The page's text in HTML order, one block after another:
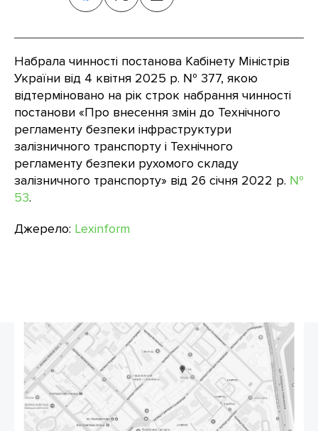
Набрала чинності постанова Кабінету Міністрів
України від 4 квітня 2025 р. № 377, якою
відтерміновано на рік строк набрання чинності
постанови «Про внесення змін до Технічного
регламенту безпеки інфраструктури
залізничного транспорту і Технічного
регламенту безпеки рухомого складу
залізничного транспорту» від 26 січня 2022 р. №
53.
Джерело: Lexinform